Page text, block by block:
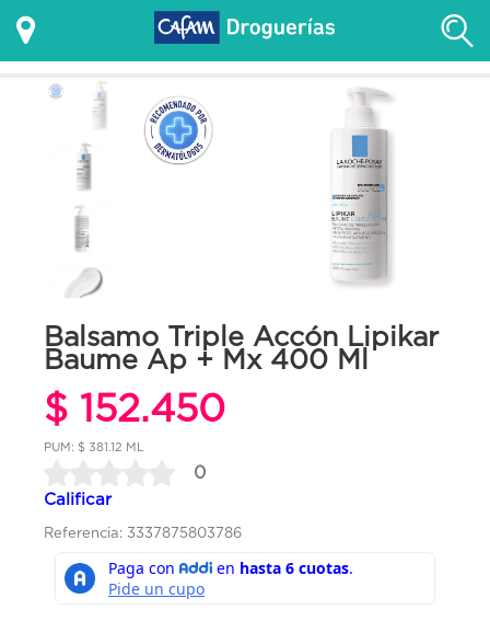
Balsamo Triple Accón Lipikar
Baume Ap + Mx 400 Ml
$ 152.450
PUM: $ 381.12 ML
0
Calificar
Referencia: 3337875803786